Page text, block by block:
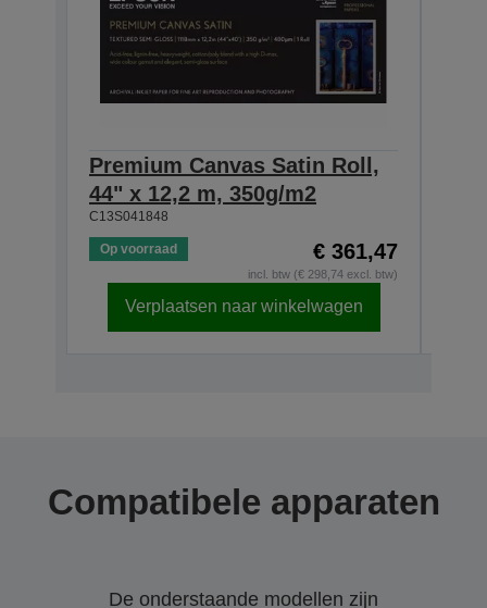
Premium Canvas Satin Roll,
44" x 12,2 m, 350g/m2
C13S041848
Op voorraad € 361,47
incl. btw (€ 298,74 excl. btw)
Verplaatsen naar winkelwagen
Compatibele apparaten
De onderstaande modellen zijn